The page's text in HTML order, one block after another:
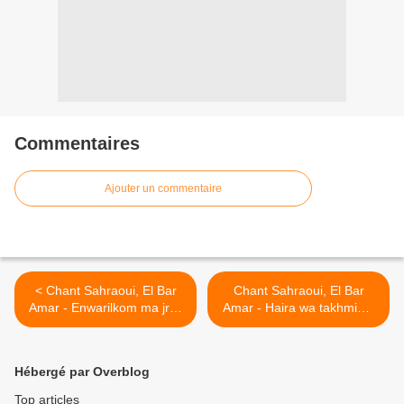
Commentaires
Ajouter un commentaire
< Chant Sahraoui, El Bar
Amar - Enwarilkom ma jrali
ya sadate غناء صحراوي ـ البار
Chant Sahraoui, El Bar
Amar - Haira wa takhmime
غناء صحراوي ـ البار عمر ـ
Hébergé par Overblog
Top articles